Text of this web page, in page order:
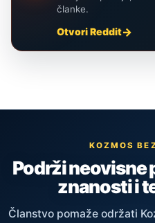
članke.
Otvori Reddit
KOZMOS
Podrži neovisne
znanosti i
Članstvo pomaže održati